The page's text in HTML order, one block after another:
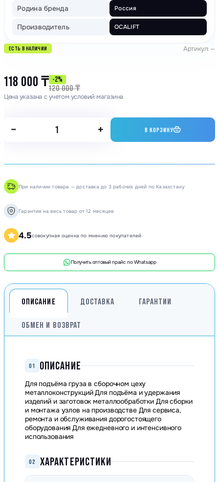
Родина бренда Россия
Производитель OCALIFT
ЕСТЬ В НАЛИЧИИ Артикул: —
118 000 ₸ -2%
120 000₸
Цена указана с учетом условий магазина
− + В КОРЗИНУ
При наличии товара — доставка до 3 рабочих дней по Казахстану
Гарантия на весь товар от 12 месяцев
4.5совокупная оценка по мнению покупателей
Получить оптовый прайс по Whatsapp
ОПИСАНИЕ ДОСТАВКА ГАРАНТИИ
ОБМЕН И ВОЗВРАТ
01 ОПИСАНИЕ
Для подъёма груза в сборочном цеху
металлоконструкций Для подъёма и удержания
изделий и заготовок металлообработки Для сборки
и монтажа узлов на производстве Для сервиса,
ремонта и обслуживания дорогостоящего
оборудования Для ежедневного и интенсивного
использования
02 ХАРАКТЕРИСТИКИ